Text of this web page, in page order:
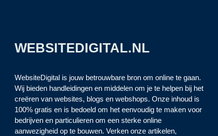
WEBSITEDIGITAL.NL
WebsiteDigital is jouw betrouwbare bron om online te gaan.
Wij bieden handleidingen en middelen om je te helpen bij het
creëren van websites, blogs en webshops. Onze inhoud is
100% gratis en is bedoeld om het eenvoudig te maken voor
bedrijven en particulieren om een sterke online
aanwezigheid op te bouwen. Verken onze artikelen,